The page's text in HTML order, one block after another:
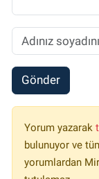
Gönder
Yorum yazarak
bulunuyor ve
yorumlardan